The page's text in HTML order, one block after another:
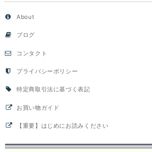
About
ブログ
コンタクト
プライバシーポリシー
特定商取引法に基づく表記
お買い物ガイド
【重要】はじめにお読みください